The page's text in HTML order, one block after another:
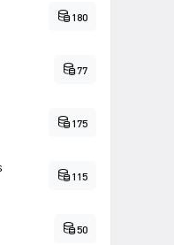
180
77
175
115
50